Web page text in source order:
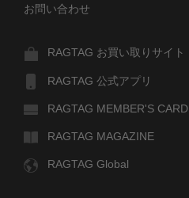
お問い合わせ
RAGTAG お買い取りサイト
RAGTAG 公式アプリ
RAGTAG MEMBER'S CARD
RAGTAG MAGAZINE
RAGTAG Global